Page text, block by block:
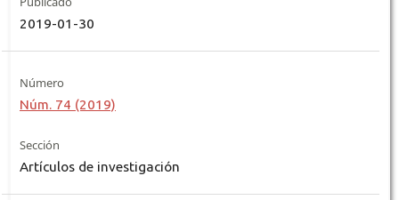
2019-01-30
Número
Núm. 74 (2019)
Sección
Artículos de investigación